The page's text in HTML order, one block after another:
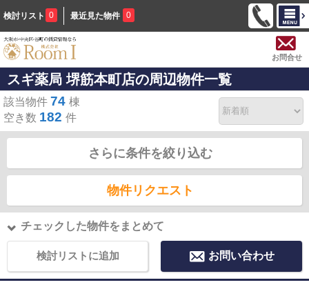
検討リスト 0 最近見た物件 0
お問合せ
スギ薬局 堺筋本町店の周辺物件一覧
該当物件 74 棟
空き数 182 件
さらに条件を絞り込む
物件リクエスト
チェックした物件をまとめて
検討リストに追加 お問い合わせ